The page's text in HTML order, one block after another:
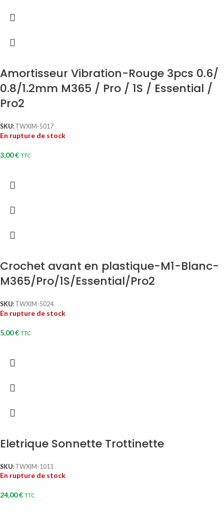
Amortisseur Vibration-Rouge 3pcs 0.6/
0.8/1.2mm M365 / Pro / 1S / Essential /
Pro2
SKU: TWXIM-5017
En rupture de stock
3,00€ TTC
Crochet avant en plastique-M1-Blanc-
M365/Pro/1S/Essential/Pro2
SKU: TWXIM-5024
En rupture de stock
5,00€ TTC
Eletrique Sonnette Trottinette
SKU: TWXIM-1011
En rupture de stock
24,00€ TTC